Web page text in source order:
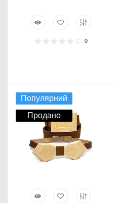
0
Популярний
Продано